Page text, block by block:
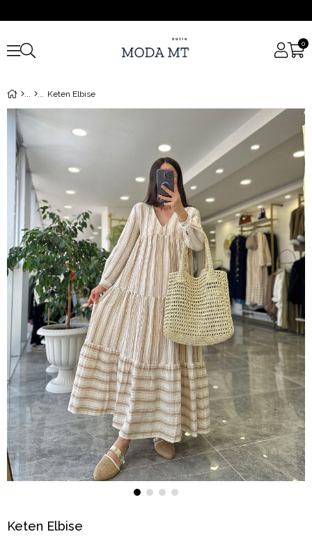
0
Keten Elbise
Keten Elbise